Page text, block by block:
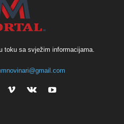
toku sa svježim informacijama.